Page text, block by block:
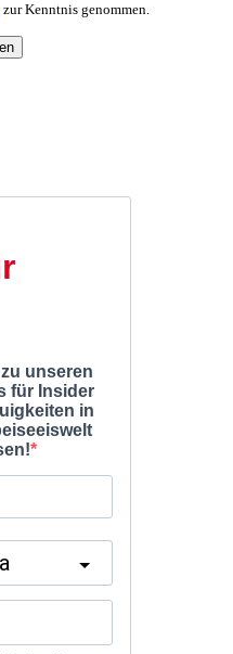
zur Kenntnis genommen.